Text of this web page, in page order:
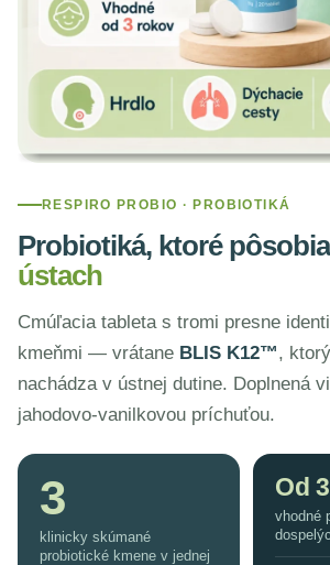
RESPIRO PROBIO · PROBIOTIKÁ
Probiotiká, ktoré
ústach
Cmúľacia tableta s tromi presne
kmeňmi — vrátane BLIS K12™,
nachádza v ústnej dutine. Doplnená
jahodovo‑vanilkovou príchuťou.
3
klinicky skúmané
probiotické kmene v jednej
Od
vhodné